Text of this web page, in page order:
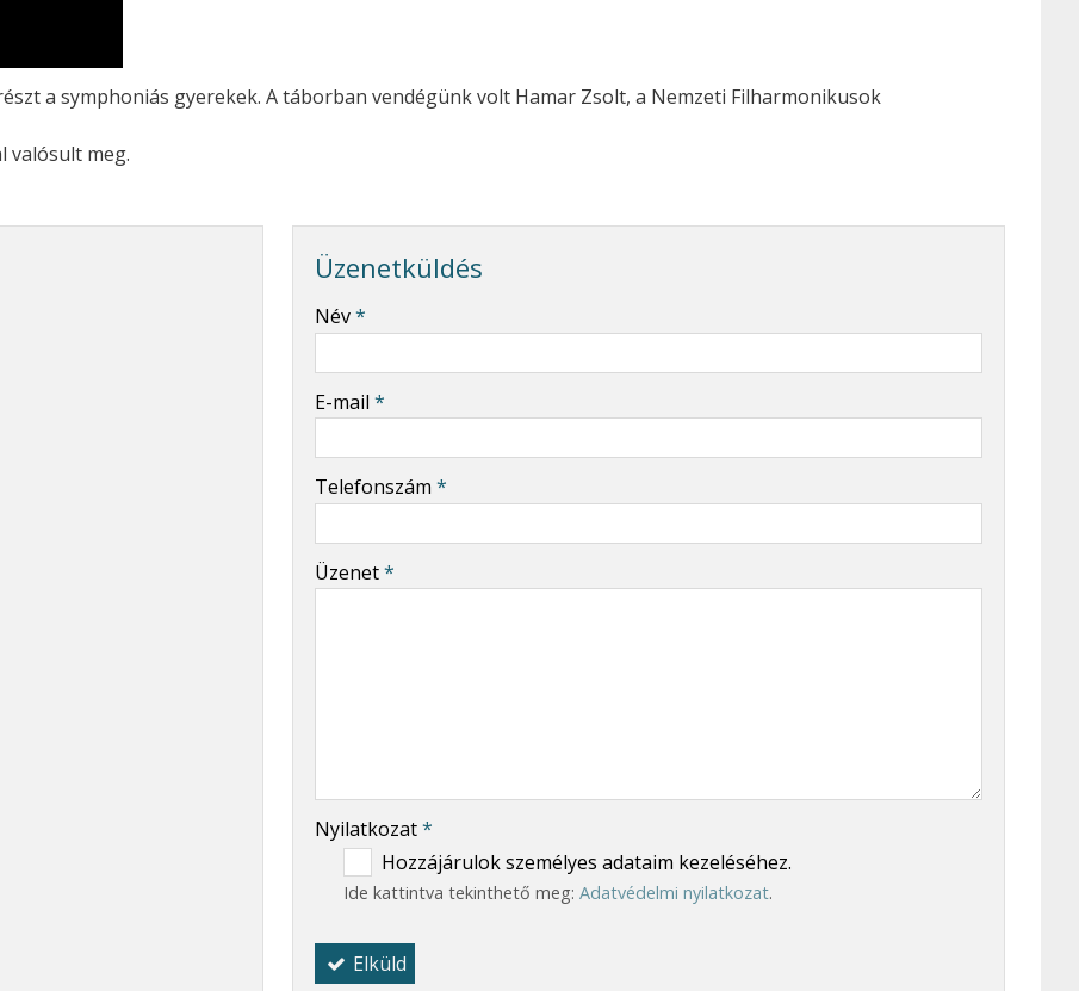
a symphoniás gyerekek. A táborban vendégünk volt Hamar Zsolt, a Nemzeti Filharmonikusok
valósult meg.
Üzenetküldés
-
Név*
E-mail *
Telefonszám *
Üzenet*
Nyilatkozat*
Hozzájárulok személyes adataim kezeléséhez.
Ide kattintva tekinthető meg: Adatvédelmi nyilatkozat.
Elküld